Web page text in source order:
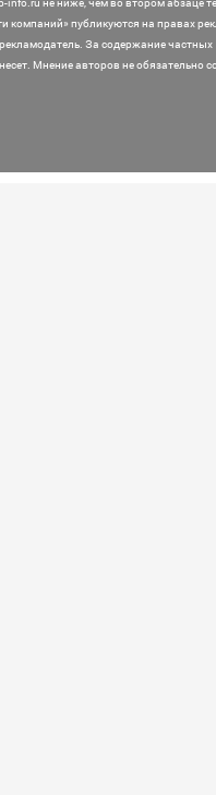
компаний» публикуются на правах
За содержание частных
Мнениеавторов не обязательно